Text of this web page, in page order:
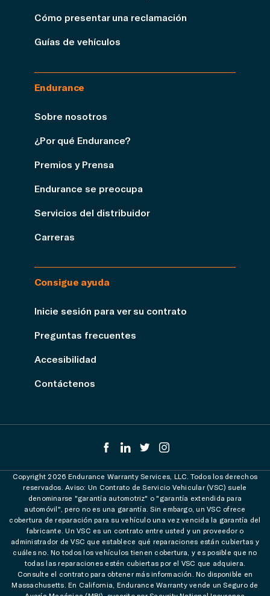
Cómo presentar una reclamación
Guías de vehículos
Endurance
Sobre nosotros
¿Por qué Endurance?
Premios y Prensa
Endurance se preocupa
Servicios del distribuidor
Carreras
Consigue ayuda
Inicie sesión para ver su contrato
Preguntas frecuentes
Accesibilidad
Contáctenos
Copyright 2026 Endurance Warranty Services, LLC. Todos los derechos
reservados. Aviso: Un Contrato de Servicio Vehicular (VSC) suele
denominarse "garantía automotriz" o "garantía extendida para
automóvil", pero no es una garantía. Sin embargo, un VSC ofrece
cobertura de reparación para su vehículo una vez vencida la garantía del
fabricante. Un VSC es un contrato entre usted y un proveedor o
administrador de VSC que establece qué reparaciones están cubiertas y
cuáles no. No todos los vehículos tienen cobertura, y es posible que no
todas las reparaciones estén cubiertas por el VSC que adquiera.
Consulte el contrato para obtener más información. No disponible en
Massachusetts. En California, Endurance Warranty vende un Seguro de